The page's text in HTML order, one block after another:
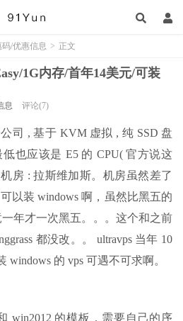
码/优惠信息 > 正文
1G内存/首年14美元/可装
息 评论(7)
公司 , 基于 KVM 虚拟 , 纯 SSD 盘
也应该是 E5 的 CPU( 官方说这
房 : 拉斯维加斯。机房虽然差了
以装 windows 啊，虽然比黑五的
年才一次黑五。。。这个和之前
都没改。。 ultravps 当年 10
windows 的 vps 可遇不可求啊。
win2012 的模板，需要自己的序